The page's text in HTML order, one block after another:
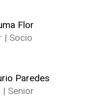
Flor
| Socio
Paredes
Senior